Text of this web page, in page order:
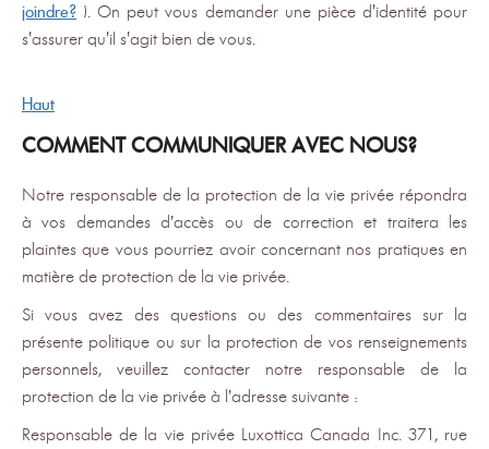
joindre? ). On peut vous demander une pièce d'identité pour
s'assurer qu'il s'agit bien de vous.
Haut
COMMENT COMMUNIQUER AVEC NOUS?
Notre responsable de la protection de la vie privée répondra
à vos demandes d’accès ou de correction et traitera les
plaintes que vous pourriez avoir concernant nos pratiques en
matière de protection de la vie privée.
Si vous avez des questions ou des commentaires sur la
présente politique ou sur la protection de vos renseignements
personnels, veuillez contacter notre responsable de la
protection de la vie privée à l’adresse suivante :
Responsable de la vie privée Luxottica Canada Inc. 371, rue